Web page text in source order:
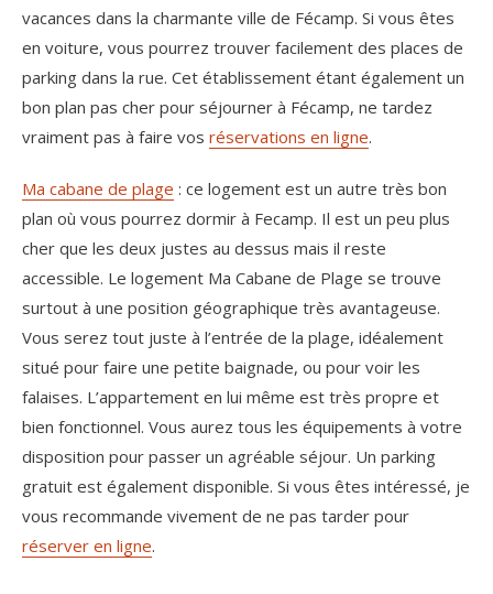
vacances dans la charmante ville de Fécamp. Si vous êtes
en voiture, vous pourrez trouver facilement des places de
parking dans la rue. Cet établissement étant également un
bon plan pas cher pour séjourner à Fécamp, ne tardez
vraiment pas à faire vos réservations en ligne.
Ma cabane de plage : ce logement est un autre très bon
plan où vous pourrez dormir à Fecamp. Il est un peu plus
cher que les deux justes au dessus mais il reste
accessible. Le logement Ma Cabane de Plage se trouve
surtout à une position géographique très avantageuse.
Vous serez tout juste à l’entrée de la plage, idéalement
situé pour faire une petite baignade, ou pour voir les
falaises. L’appartement en lui même est très propre et
bien fonctionnel. Vous aurez tous les équipements à votre
disposition pour passer un agréable séjour. Un parking
gratuit est également disponible. Si vous êtes intéressé, je
vous recommande vivement de ne pas tarder pour
réserver en ligne.